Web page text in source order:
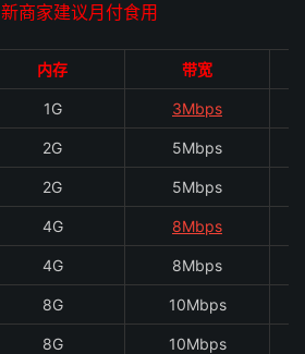
新商家建议月付食用
内存 带宽
1G 3Mbps
2G 5Mbps
2G 5Mbps
4G 8Mbps
4G 8Mbps
8G 10Mbps
8G 10Mbps